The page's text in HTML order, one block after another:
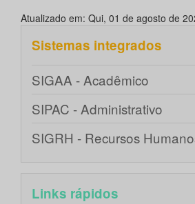
Atualizado em: Qui, 01 de agosto de
Sistemas integrados
SIGAA - Acadêmico
SIPAC - Administrativo
SIGRH - Recursos
Links rápidos